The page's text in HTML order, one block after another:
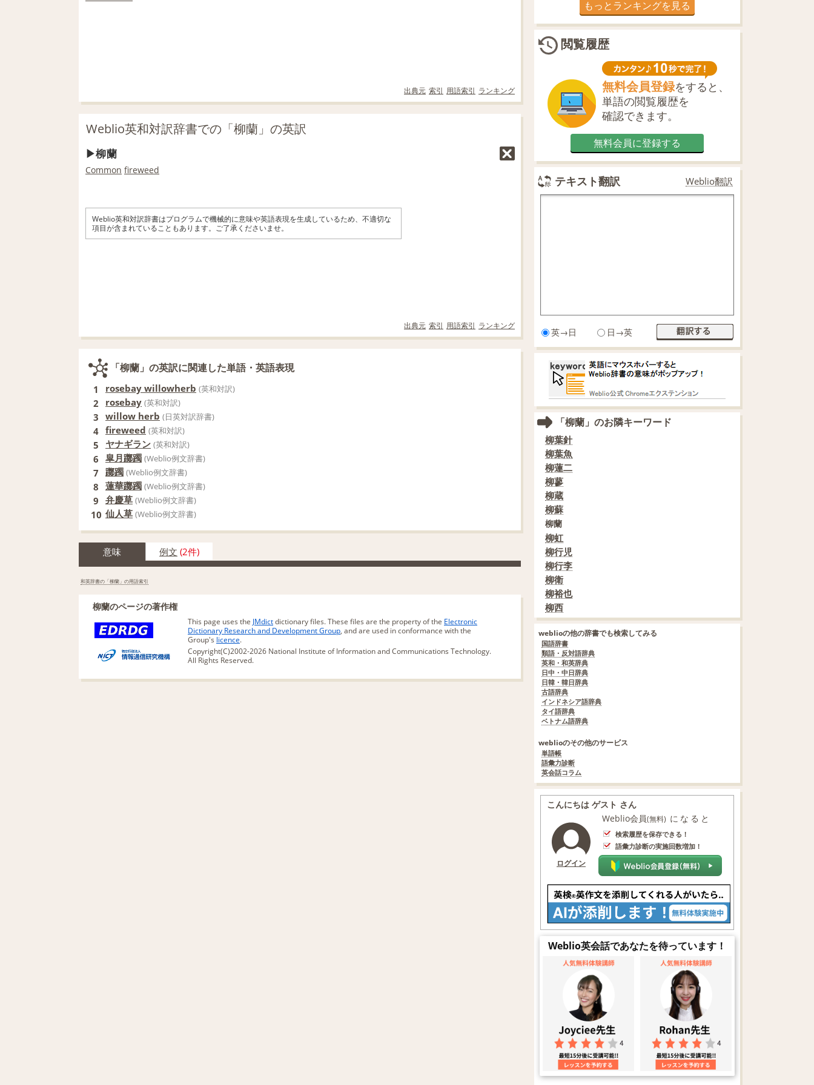
出典元 索引 用語索引 ランキング
Weblio英和対訳辞書での「柳蘭」の英訳
柳蘭
Common fireweed
Weblio英和対訳辞書はプログラムで機械的に意味や英語表現を生成しているため、不適切な
項目が含まれていることもあります。ご了承くださいませ。
出典元 索引 用語索引 ランキング
「柳蘭」の英訳に関連した単語・英語表現
1 rosebay willowherb (英和対訳)
2 rosebay (英和対訳)
3 willow herb (日英対訳辞書)
4 fireweed (英和対訳)
5 ヤナギラン (英和対訳)
6 皐月躑躅 (Weblio例文辞書)
7 躑躅 (Weblio例文辞書)
8 蓮華躑躅 (Weblio例文辞書)
9 弁慶草 (Weblio例文辞書)
10 仙人草 (Weblio例文辞書)
意味 例文 (2件)
和英辞書の「柳蘭」の用語索引
柳蘭のページの著作権
This page uses the JMdictdictionary files. These files are the property of the Electronic
Dictionary Research and Development Group, and are used in conformance with the
Group's licence.
Copyright(C)2002-2026 National Institute of Information and Communications Technology.
All Rights Reserved.
もっとランキングを見る
閲覧履歴
無料会員登録をすると、
単語の閲覧履歴を
確認できます。
無料会員に登録する
テキスト翻訳 Weblio翻訳
英→日 日→英
「柳蘭」のお隣キーワード
柳葉針
柳葉魚
柳蓮二
柳蓼
柳蔵
柳蘇
柳蘭
柳虹
柳行児
柳行李
柳衛
柳裕也
柳西
weblioの他の辞書でも検索してみる
国語辞書
類語・反対語辞典
英和・和英辞典
日中・中日辞典
日韓・韓日辞典
古語辞典
インドネシア語辞典
タイ語辞典
ベトナム語辞典
weblioのその他のサービス
単語帳
語彙力診断
英会話コラム
こんにちは ゲスト さん
ログイン
Weblio会員(無料) になると
検索履歴を保存できる！
語彙力診断の実施回数増加！
Weblio英会話であなたを待っています！